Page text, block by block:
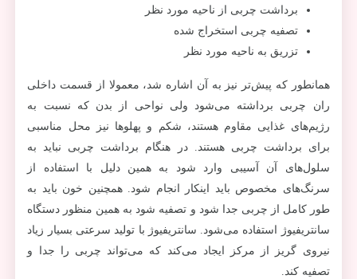
برداشت چربی از ناحیه مورد نظر
تصفیه چربی استخراج شده
تزریق به ناحیه مورد نظر
همانطور که پیش‌تر نیز به آن اشاره شد، معمولا از قسمت داخلی
ران چربی برداشته می‌شود ولی نواحی از بدن که نسبت به
رژیم‌های غذایی مقاوم هستند، شکم و پهلوها نیز محل مناسبی
برای برداشت چربی هستند. در هنگام برداشت چربی نباید به
سلول‌های آن آسیبی وارد شود به همین دلیل با استفاده از
سرنگ‌های مخصوص باید اینکار انجام شود. همچنین خون باید به
طور کامل از چربی جدا شود و تصفیه شود به همین منظور دستگاه
سانتریفیوژ استفاده می‌شود. سانتریفیوژ با تولید سرعتی بسیار زیاد
نیروی گریز از مرکز ایجاد می‌کند که می‌تواند چربی را جدا و
تصفیه کند.